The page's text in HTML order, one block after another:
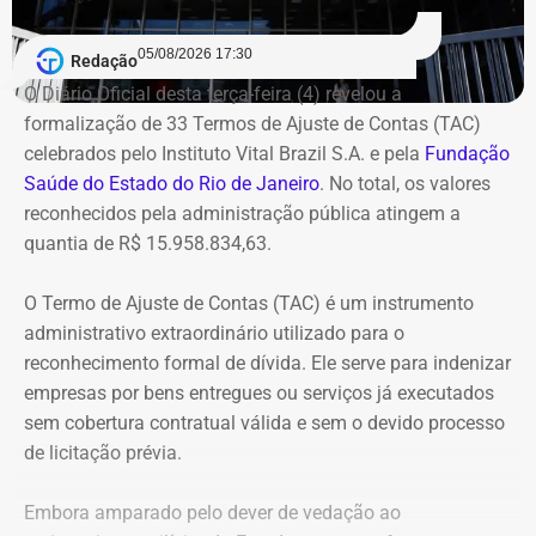
Queimados.
Segundo o Ministério Público, o TCU concluiu que parte
das despesas realizadas com verbas federais não foi
devidamente comprovada. As contas foram julgadas
irregulares em 2021, e a decisão foi mantida em março
de 2024, quando o tribunal rejeitou o recurso apresentado
pelo deputado.
quatro valores, que somam R$ 13.112,09, sem
atualização monetária.
A Procuradoria cita ainda que o Tribunal concluiu que o
deputado participou da gestão desses recursos,
autorizando transferências para contas da prefeitura e
documentação comprobatória. Também destaca que Dr.
Redação05/08/2026 17:30
O Diário Oficial desta terça-feira (4) revelou a
formalização de 33 Termos de Ajuste de Contas (TAC)
celebrados pelo Instituto Vital Brazil S.A. e pela Fundação
Saúde do Estado do Rio de Janeiro. No total, os valores
reconhecidos pela administração pública atingem a
quantia de R$ 15.958.834,63.
O Termo de Ajuste de Contas (TAC) é um instrumento
administrativo extraordinário utilizado para o
reconhecimento formal de dívida. Ele serve para indenizar
empresas por bens entregues ou serviços já executados
sem cobertura contratual válida e sem o devido processo
de licitação prévia.
Embora amparado pelo dever de vedação ao